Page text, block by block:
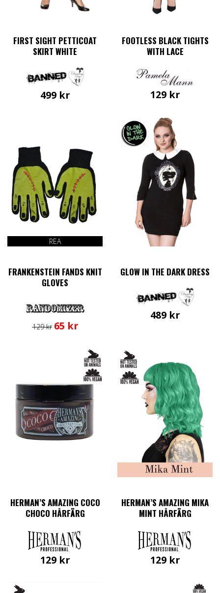
FIRST SIGHT PETTICOAT
SKIRT WHITE
499 kr
varianter.
De
olika
alternativen
kan
väljas
på
FOOTLESS BLACK TIGHTS
WITH LACE
129 kr
REA
FRANKENSTEIN FANDS KNIT
GLOVES
129kr Det
65 krDet
65 kr.
GLOW IN THE DARK DRESS
489 kr
flera
varianter.
De
olika
alternativen
kan
väljas
på
produktsidan
HERMAN’S AMAZING COCO
CHOCO HÅRFÄRG
129 kr
HERMAN’S AMAZING MIKA
MINT HÅRFÄRG
129 kr